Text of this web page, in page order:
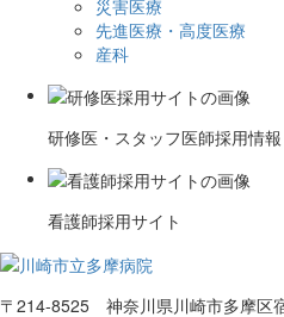
災害医療
先進医療・高度医療
産科
研修医・スタッフ医師採用情報
看護師採用サイト
〒214-8525 神奈川県川崎市多摩区